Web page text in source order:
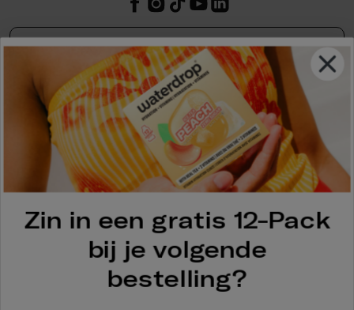
Legal & zakelijk
Help
waterdrop Hydration App
Zin in een gratis 12-Pack bij je volgende
bestelling?
Meld je aan voor onze nieuwsbrief en ontvang een gratis
Zin in een gratis 12-Pack
bij je volgende
bestelling?